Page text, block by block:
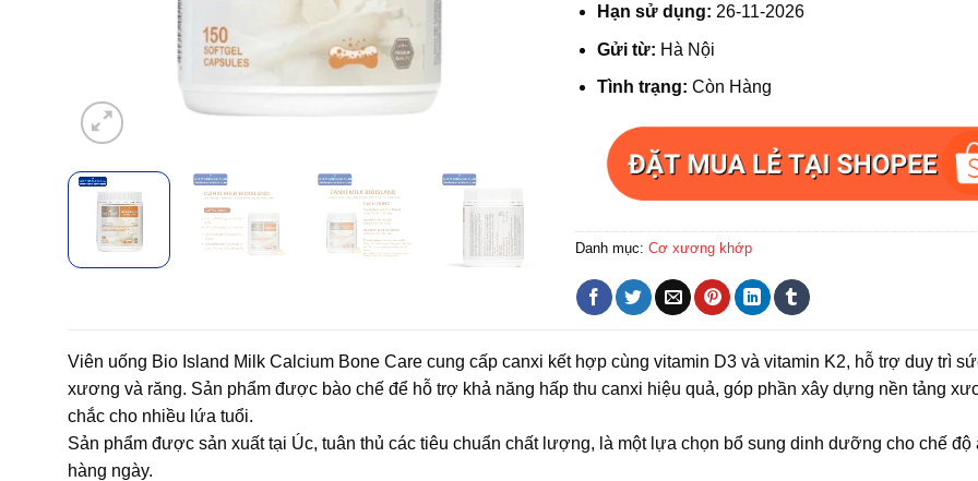
Hạn sử dụng: 26-11-2026
Gửi từ: Hà Nội
Tình trạng: Còn Hàng
Danh mục: Cơ xương khớp
Viên uống Bio Island Milk Calcium Bone Care cung cấp canxi kết hợp cùng vitamin D3 và vitamin K2, hỗ trợ duy trì
xương và răng. Sản phẩm được bào chế để hỗ trợ khả năng hấp thu canxi hiệu quả, góp phần xây dựng nền tảng
chắc cho nhiều lứa tuổi.
Sản phẩm được sản xuất tại Úc, tuân thủ các tiêu chuẩn chất lượng, là một lựa chọn bổ sung dinh dưỡng cho chế độ
hàng ngày.